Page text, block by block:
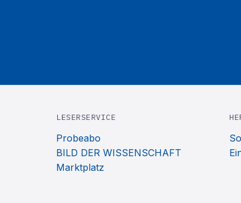
LESERSERVICE
Probeabo
BILD DER WISSENSCHAFT
Marktplatz